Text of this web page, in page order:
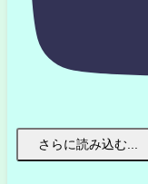
さらに読み込む...